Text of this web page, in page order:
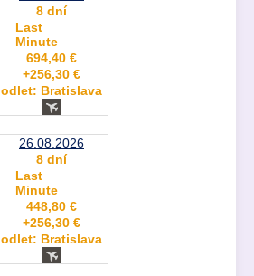
8 dní
Last
Minute
694,40 €
+256,30 €
odlet: Bratislava
26.08.2026
8 dní
Last
Minute
448,80 €
+256,30 €
odlet: Bratislava